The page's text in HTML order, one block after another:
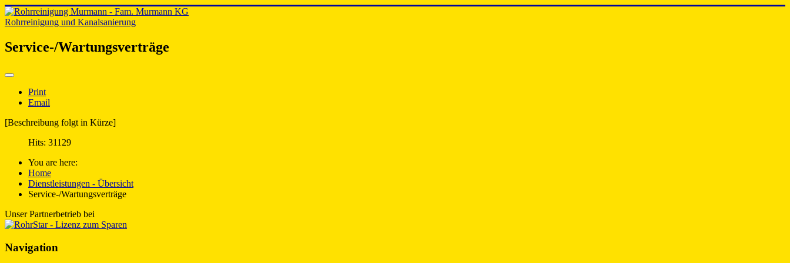
Rohrreinigung und Kanalsanierung
Service-/Wartungsverträge
Print
Email
[Beschreibung folgt in Kürze]
Hits: 31129
You are here:
Home
Dienstleistungen - Übersicht
Service-/Wartungsverträge
Unser Partnerbetrieb bei
Navigation